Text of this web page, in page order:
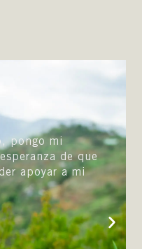
maestro del telar de
cuál trabaja desde